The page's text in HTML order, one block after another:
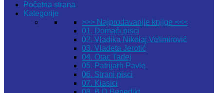
Početna strana
Kategorije
>>> Najprodavanije knjige <<<
01. Domaći pisci
02. Vladika Nikolaj Velimirović
03. Vladeta Jerotić
04. Otac Tadej
05. Patrijarh Pavle
06. Strani pisci
07. Klasici